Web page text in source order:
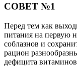
СОВЕТ №1
Перед тем как
питания на первую
соблазнов и
рацион
дефицита